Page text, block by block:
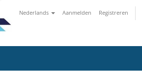
Nederlands Aanmelden Registreren